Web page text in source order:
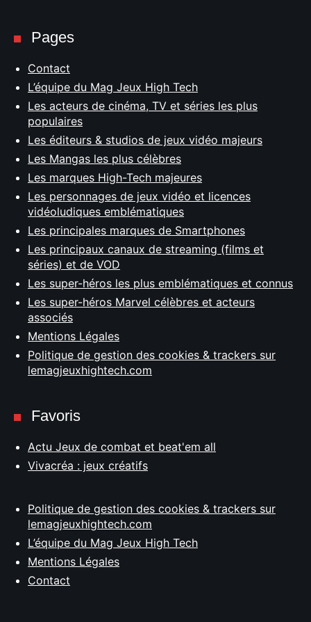
Pages
Contact
L’équipe du Mag Jeux High Tech
Les acteurs de cinéma, TV et séries les plus
populaires
Les éditeurs & studios de jeux vidéo majeurs
Les Mangas les plus célèbres
Les marques High-Tech majeures
Les personnages de jeux vidéo et licences
vidéoludiques emblématiques
Les principales marques de Smartphones
Les principaux canaux de streaming (films et
séries) et de VOD
Les super-héros les plus emblématiques et connus
Les super-héros Marvel célèbres et acteurs
associés
Mentions Légales
Politique de gestion des cookies & trackers sur
lemagjeuxhightech.com
Favoris
Actu Jeux de combat et beat'em all
Vivacréa : jeux créatifs
Politique de gestion des cookies & trackers sur
lemagjeuxhightech.com
L’équipe du Mag Jeux High Tech
Mentions Légales
Contact